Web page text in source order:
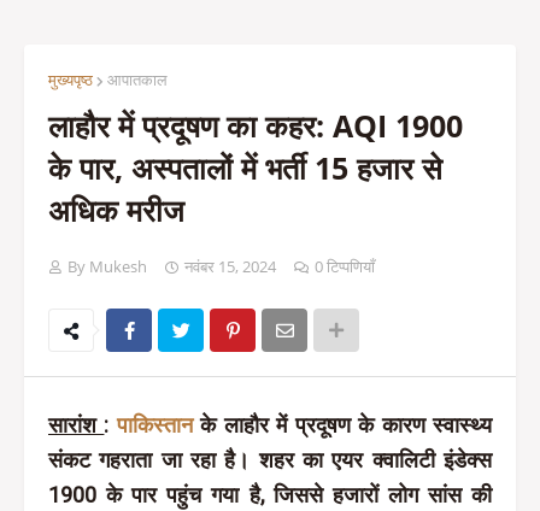
मुख्यपृष्ठ आपातकाल
लाहौर में प्रदूषण का कहर: AQI 1900
के पार, अस्पतालों में भर्ती 15 हजार से
अधिक मरीज
By Mukesh नवंबर 15, 2024 0 टिप्पणियाँ
सारांश :पाकिस्तानके लाहौर में प्रदूषण के कारण स्वास्थ्य
संकट गहराता जा रहा है। शहर का एयर क्वालिटी इंडेक्स
1900 के पार पहुंच गया है, जिससे हजारों लोग सांस की